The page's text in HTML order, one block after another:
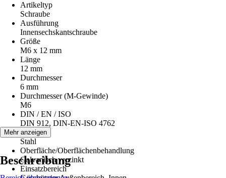
Artikeltyp
Schraube
Ausführung
Innensechskantschraube
Größe
M6 x 12 mm
Länge
12 mm
Durchmesser
6 mm
Durchmesser (M-Gewinde)
M6
DIN / EN / ISO
DIN 912, DIN-EN-ISO 4762
Material
Stahl
Oberfläche/Oberflächenbehandlung
Galvanisch verzinkt
Einsatzbereich
Mehr anzeigen
Beschreibung